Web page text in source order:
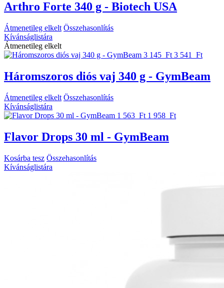
Arthro Forte 340 g - Biotech USA
Átmenetileg elkelt Összehasonlítás
Kívánságlistára
Átmenetileg elkelt
3 145 Ft 3 541 Ft
Háromszoros diós vaj 340 g - GymBeam
Átmenetileg elkelt Összehasonlítás
Kívánságlistára
1 563 Ft 1 958 Ft
Flavor Drops 30 ml - GymBeam
Kosárba tesz Összehasonlítás
Kívánságlistára